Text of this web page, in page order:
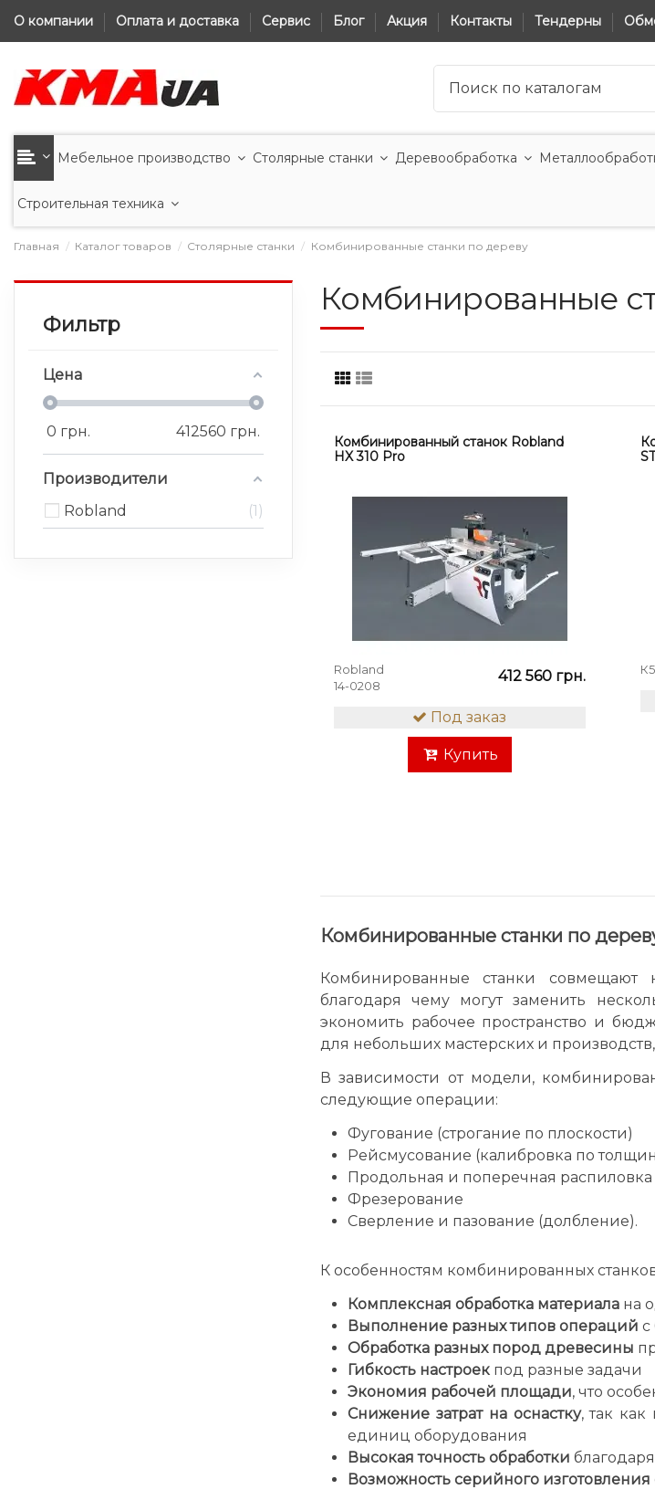
О компании Оплата и доставка Сервис Блог Акция Контакты Тендерны
Мебельное производство Столярные станки Деревообработка
Строительная техника
Главная Каталог товаров Столярные станки Комбинированные станки по дереву
Комбинированные
Комбинированный станок Robland
HX 310 Pro
Robland
14-0208
412 560 грн.
Под заказ
Купить
Комбинированные станки по
Комбинированные станки
благодаря чему могут заменить
экономить рабочее пространство и
для небольших мастерских и производств,
В зависимости от модели,
следующие операции:
Фугование (строгание по плоскости)
Рейсмусование (калибровка по
Продольная и поперечная распиловка
Фрезерование
Сверление и пазование (долбление).
К особенностям комбинированных станков
Комплексная обработка материала на
Выполнение разных типов операций с
Обработка разных пород древесины
Гибкость настроек под разные задачи
Экономия рабочей площади, что
Снижение затрат на оснастку, так
единиц оборудования
Высокая точность обработки
Возможность серийного
Фильтр
Цена
0 грн. 412560 грн.
Производители
Robland
1